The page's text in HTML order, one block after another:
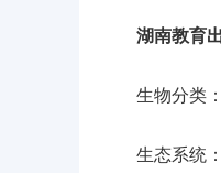
湖南教育
生物分类：
生态系统：